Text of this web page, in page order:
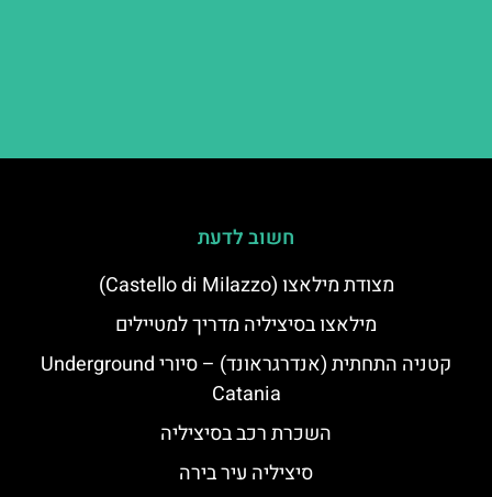
חשוב לדעת
מצודת מילאצו (Castello di Milazzo)
מילאצו בסיציליה מדריך למטיילים
קטניה התחתית (אנדרגראונד) – סיורי Underground
Catania
השכרת רכב בסיציליה
סיציליה עיר בירה